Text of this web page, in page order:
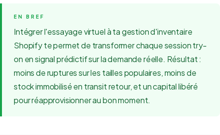
Intégrer l'essayage virtuel à ta gestion d'inventaire
Shopify te permet de transformer chaque session try-
on en signal prédictif sur la demande réelle. Résultat :
moins de ruptures sur les tailles populaires, moins de
stock immobilisé en transit retour, et un capital libéré
pour réapprovisionner au bon moment.